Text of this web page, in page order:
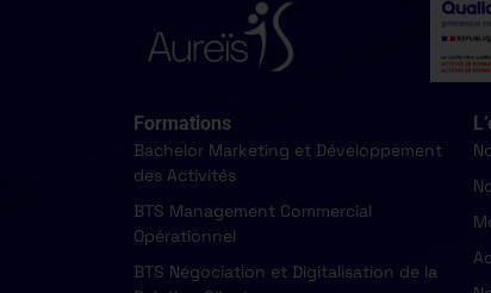
Formations
Bachelor Marketing et Développement
des Activités
BTS Management Commercial
Opérationnel
BTS Négociation et Digitalisation de la